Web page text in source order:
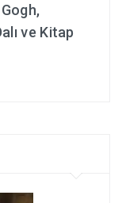
ve Kitap